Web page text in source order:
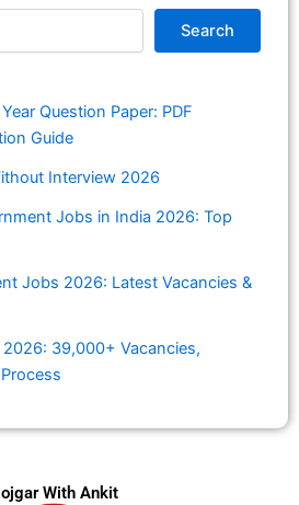
Search
Question Paper: PDF
Guide
Interview 2026
Jobs in India 2026: Top
Jobs 2026: Latest Vacancies &
2026: 39,000+ Vacancies,
With Ankit